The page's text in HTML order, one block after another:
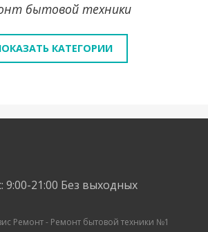
бытовой техники
КАТЕГОРИИ
9:00-21:00 Без выходных
Ремонт - Ремонт бытовой техники №1